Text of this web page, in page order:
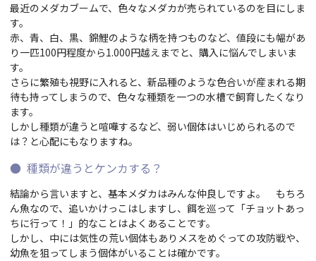
最近のメダカブームで、色々なメダカが売られているのを目にしま
す。
赤、青、白、黒、錦鯉のような柄を持つものなど、値段にも幅があ
り一匹100円程度から1.000円越えまでと、購入に悩んでしまいま
す。
さらに繁殖も視野に入れると、新品種のような色合いが産まれる期
待も持ってしまうので、色々な種類を一つの水槽で飼育したくなり
ます。
しかし種類が違うと喧嘩するなど、弱い個体はいじめられるので
は？と心配にもなりますね。
種類が違うとケンカする？
結論から言いますと、基本メダカはみんな仲良しですよ。 もちろ
ん魚なので、追いかけっこはしますし、餌を巡って「チョットあっ
ちに行って！」的なことはよくあることです。
しかし、中には気性の荒い個体もありメスをめぐっての攻防戦や、
幼魚を狙ってしまう個体がいることは確かです。